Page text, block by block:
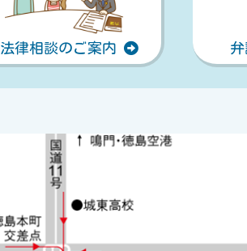
法律相談のご案内